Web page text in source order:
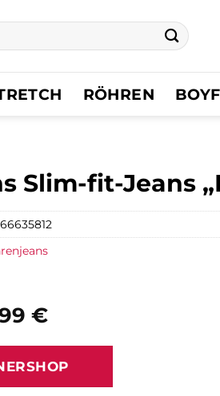
RÖHREN
Slim-fit-Jeans
€
€Aktueller
ist:
60,99 €.